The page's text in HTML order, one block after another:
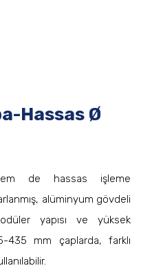
Hassas Ø
de hassas işleme
alüminyum gövdeli
yapısı ve yüksek
435 mm çaplarda, farklı